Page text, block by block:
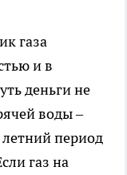
газа
и в
деньги не
воды –
летний период
газ на